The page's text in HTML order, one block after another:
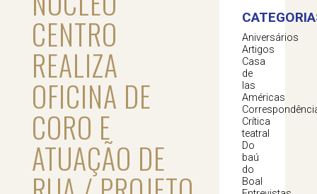
CENTRO
REALIZA
OFICINA DE
CORO E
ATUAÇÃO DE
Aniversários
Artigos
Casa
de
las
Américas
Crítica
teatral
Do
baú
do
Boal